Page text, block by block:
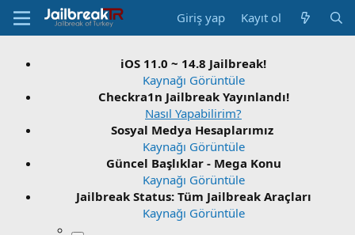
Giriş yap Kayıt ol
iOS 11.0 ~ 14.8 Jailbreak!
Kaynağı Görüntüle
Checkra1n Jailbreak Yayınlandı!
Nasıl Yapabilirim?
Sosyal Medya Hesaplarımız
Kaynağı Görüntüle
Güncel Başlıklar - Mega Konu
Kaynağı Görüntüle
Jailbreak Status: Tüm Jailbreak Araçları
Kaynağı Görüntüle